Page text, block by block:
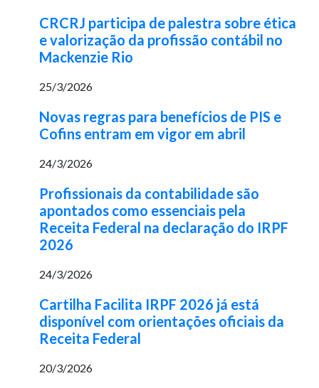
CRCRJ participa de palestra sobre ética
e valorização da profissão contábil no
Mackenzie Rio
25/3/2026
Novas regras para benefícios de PIS e
Cofins entram em vigor em abril
24/3/2026
Profissionais da contabilidade são
apontados como essenciais pela
Receita Federal na declaração do IRPF
2026
24/3/2026
Cartilha Facilita IRPF 2026 já está
disponível com orientações oficiais da
Receita Federal
20/3/2026